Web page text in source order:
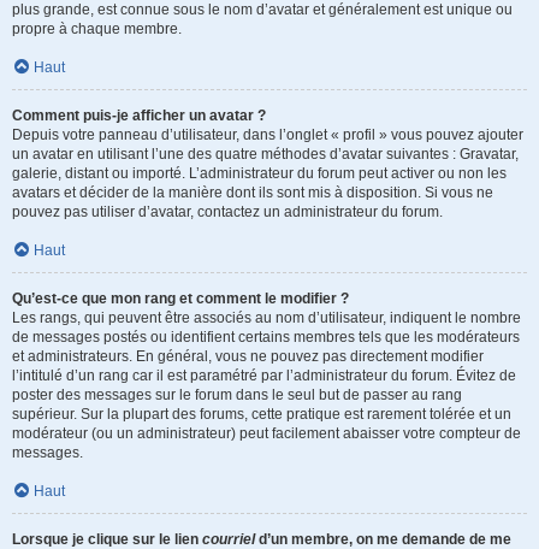
plus grande, est connue sous le nom d’avatar et généralement est unique ou
propre à chaque membre.
Haut
Comment puis-je afficher un avatar ?
Depuis votre panneau d’utilisateur, dans l’onglet « profil » vous pouvez ajouter
un avatar en utilisant l’une des quatre méthodes d’avatar suivantes : Gravatar,
galerie, distant ou importé. L’administrateur du forum peut activer ou non les
avatars et décider de la manière dont ils sont mis à disposition. Si vous ne
pouvez pas utiliser d’avatar, contactez un administrateur du forum.
Haut
Qu’est-ce que mon rang et comment le modifier ?
Les rangs, qui peuvent être associés au nom d’utilisateur, indiquent le nombre
de messages postés ou identifient certains membres tels que les modérateurs
et administrateurs. En général, vous ne pouvez pas directement modifier
l’intitulé d’un rang car il est paramétré par l’administrateur du forum. Évitez de
poster des messages sur le forum dans le seul but de passer au rang
supérieur. Sur la plupart des forums, cette pratique est rarement tolérée et un
modérateur (ou un administrateur) peut facilement abaisser votre compteur de
messages.
Haut
Lorsque je clique sur le lien courrield’un membre, on me demande de me